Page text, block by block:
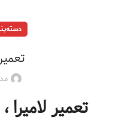
تعمیر لامیرا